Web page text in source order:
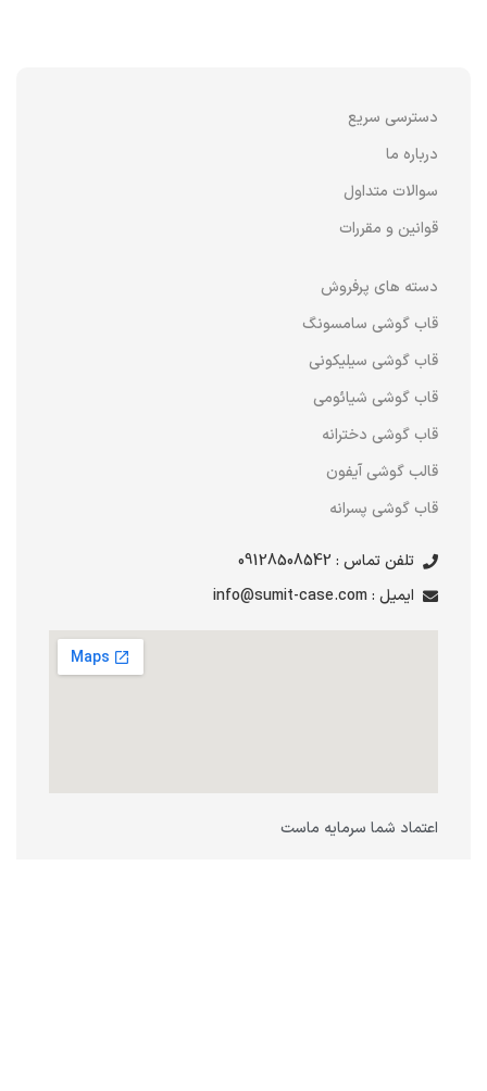
دسترسی سریع
درباره ما
سوالات متداول
قوانین و مقررات
دسته های پرفروش
قاب گوشی سامسونگ
قاب گوشی سیلیکونی
قاب گوشی شیائومی
قاب گوشی دخترانه
قالب گوشی آیفون
قاب گوشی پسرانه
تلفن تماس : 09128508542
ایمیل : info@sumit-case.com
اعتماد شما سرمایه ماست